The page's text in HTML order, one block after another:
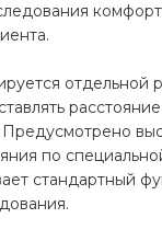
отдельной
по
стандартный